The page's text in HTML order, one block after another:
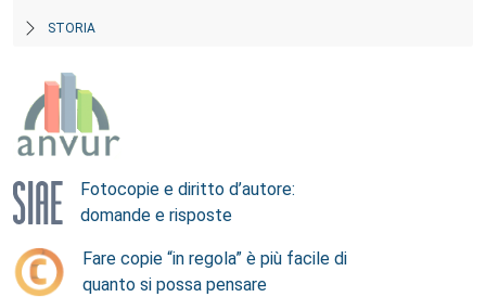
STORIA
Fotocopie e diritto d’autore:
domande e risposte
Fare copie “in regola” è più facile di
quanto si possa pensare